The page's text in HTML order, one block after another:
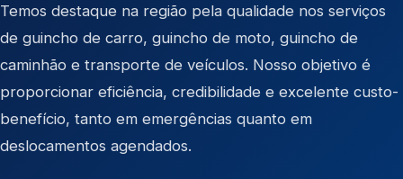
Temos destaque na região pela qualidade nos serviços
de guincho de carro, guincho de moto, guincho de
caminhão e transporte de veículos. Nosso objetivo é
proporcionar eficiência, credibilidade e excelente custo-
benefício, tanto em emergências quanto em
deslocamentos agendados.